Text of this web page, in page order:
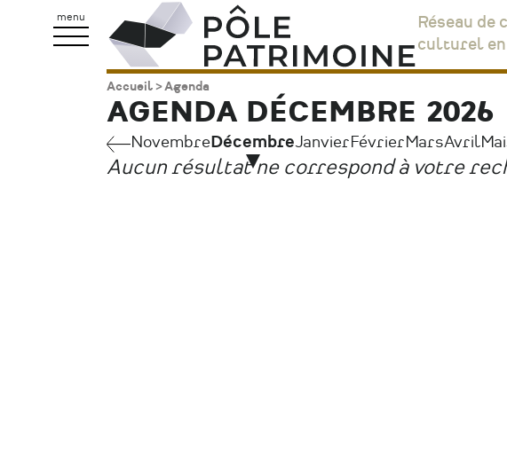
menu
Pôle
Patrimoine
Réseau
culturel en
Fil
d'Ariane
Accueil Agenda
AGENDA DÉCEMBRE 2026
Pagination
Novembre
NovembreDécembreJanvierFévrierMarsAvrilMai
Aucun résultat ne correspond à votre